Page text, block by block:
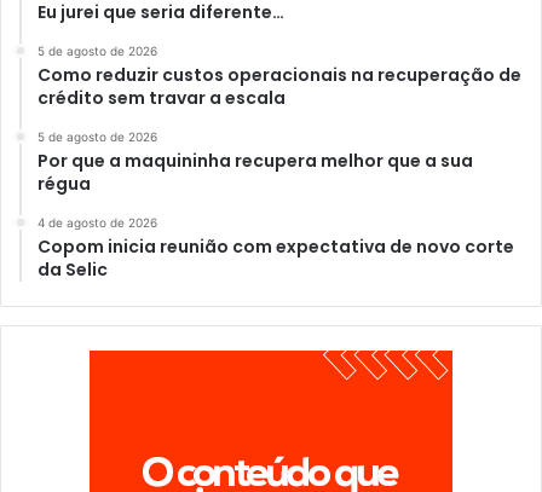
Eu jurei que seria diferente…
5 de agosto de 2026
Como reduzir custos operacionais na recuperação de
crédito sem travar a escala
5 de agosto de 2026
Por que a maquininha recupera melhor que a sua
régua
4 de agosto de 2026
Copom inicia reunião com expectativa de novo corte
da Selic